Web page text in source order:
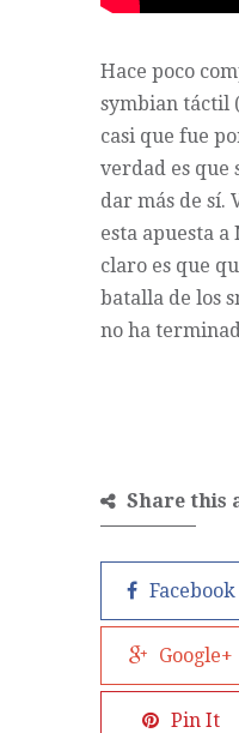
Hace poco
symbian táctil
casi que fue
verdad es que
dar más de sí.
esta apuesta a
claro es que
batalla de los
no ha
Share this
Facebook
Google+
Pin It